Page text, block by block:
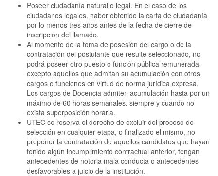
Poseer ciudadanía natural o legal. En el caso de los
ciudadanos legales, haber obtenido la carta de ciudadanía
por lo menos tres años antes de la fecha de cierre de
inscripción del llamado.
Al momento de la toma de posesión del cargo o de la
contratación del postulante que resulte seleccionado, no
podrá poseer otro puesto o función pública remunerada,
excepto aquellos que admitan su acumulación con otros
cargos o funciones en virtud de norma jurídica expresa.
Los cargos de Docencia admiten acumulación hasta por un
máximo de 60 horas semanales, siempre y cuando no
exista superposición horaria.
UTEC se reserva el derecho de excluir del proceso de
selección en cualquier etapa, o finalizado el mismo, no
proponer la contratación de aquellos candidatos que hayan
tenido algún incumplimiento contractual anterior, tengan
antecedentes de notoria mala conducta o antecedentes
desfavorables a juicio de la institución.